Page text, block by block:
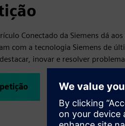
Conectado da Siemens dá
com a tecnologia Siemens de
inovar e resolver